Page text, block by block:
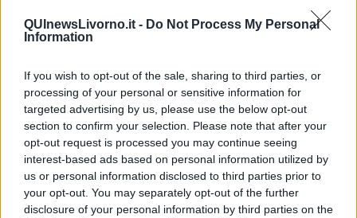
QUInewsLivorno.it - Do Not Process My Personal
Information
If you wish to opt-out of the sale, sharing to third parties, or
processing of your personal or sensitive information for
targeted advertising by us, please use the below opt-out
section to confirm your selection. Please note that after your
opt-out request is processed you may continue seeing
interest-based ads based on personal information utilized by
us or personal information disclosed to third parties prior to
your opt-out. You may separately opt-out of the further
disclosure of your personal information by third parties on the
All’esercitazione hanno anche preso parte 2 mezzi aerei così
suddivisi: un elicottero della Base Aeromobili della Guardia Costiera
di Sarzana e un elicottero dei Vigili del Fuoco di Cecina, oltre a
numerosi mezzi e personale del 118 per gestire le delicate fasi di
assistenza sanitaria alle persone recuperate in mare.
La simulazione addestrativa ha preso il via alle prime luci dell’alba
con il personale della Misericordia di Livorno che ha provveduto a
truccare e preparare i figuranti affinché l’esercitazione risultasse
quanto più reale possibile per tutte le forze chiamate ad operare.